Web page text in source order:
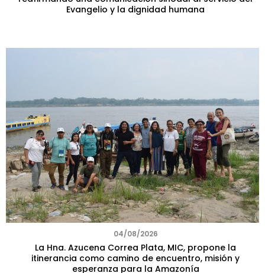
Evangelio y la dignidad humana
04/08/2026
La Hna. Azucena Correa Plata, MIC, propone la
itinerancia como camino de encuentro, misión y
esperanza para la Amazonía